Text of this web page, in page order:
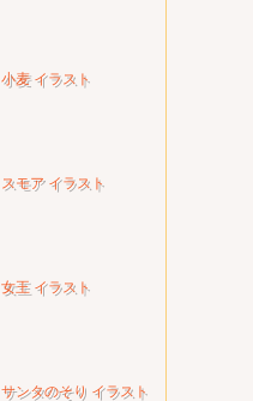
小麦 イラスト
スモア イラスト
女王 イラスト
サンタのそり イラスト